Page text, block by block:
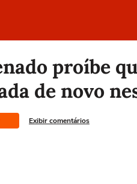
proíbe
de novo
Exibir comentários